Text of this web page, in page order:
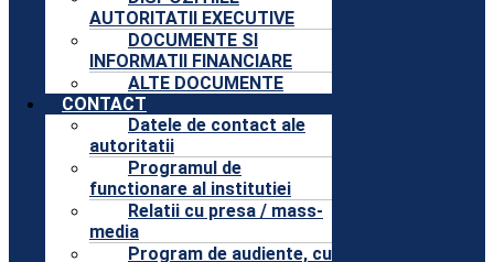
AUTORITATII EXECUTIVE
DOCUMENTE SI
INFORMATII FINANCIARE
ALTE DOCUMENTE
CONTACT
Datele de contact ale
autoritatii
Programul de
functionare al institutiei
Relatii cu presa / mass-
media
Program de audiente, cu